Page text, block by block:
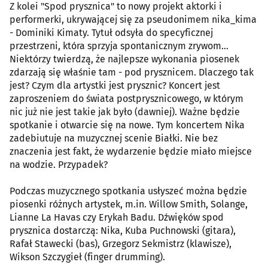
Z kolei "Spod prysznica" to nowy projekt aktorki i
performerki, ukrywającej się za pseudonimem nika_kima
- Dominiki Kimaty. Tytuł odsyła do specyficznej
przestrzeni, która sprzyja spontanicznym zrywom...
Niektórzy twierdzą, że najlepsze wykonania piosenek
zdarzają się właśnie tam - pod prysznicem. Dlaczego tak
jest? Czym dla artystki jest prysznic? Koncert jest
zaproszeniem do świata postprysznicowego, w którym
nic już nie jest takie jak było (dawniej). Ważne będzie
spotkanie i otwarcie się na nowe. Tym koncertem Nika
zadebiutuje na muzycznej scenie Białki. Nie bez
znaczenia jest fakt, że wydarzenie będzie miało miejsce
na wodzie. Przypadek?
Podczas muzycznego spotkania usłyszeć można będzie
piosenki różnych artystek, m.in. Willow Smith, Solange,
Lianne La Havas czy Erykah Badu. Dźwięków spod
prysznica dostarczą: Nika, Kuba Puchnowski (gitara),
Rafał Stawecki (bas), Grzegorz Sekmistrz (klawisze),
Wikson Szczygieł (finger drumming).